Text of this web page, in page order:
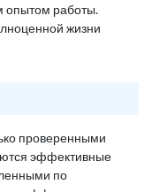
опытом работы.
жизни
проверенными
эффективные
по